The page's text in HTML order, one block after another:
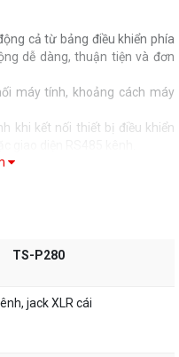
cả từ bảng điều khiển phía
dễ dàng, thuận tiện và đơn
máy tính, khoảng cách máy
khi kết nối thiết bị điều khiển
dùng thiết lập.
TS-P280
TS-P280
jack XLR cái